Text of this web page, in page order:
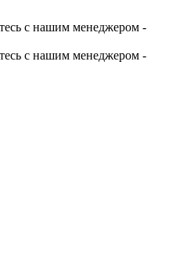
с нашим менеджером -
с нашим менеджером -